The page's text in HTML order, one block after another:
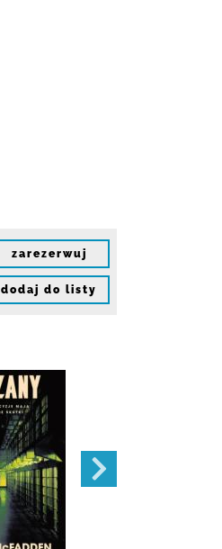
zarezerwuj
dodaj do listy